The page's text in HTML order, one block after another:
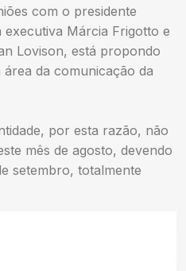
com o presidente
Márcia Frigotto e
Lovison, está propondo
da comunicação da
por esta razão, não
mês de agosto, devendo
setembro, totalmente